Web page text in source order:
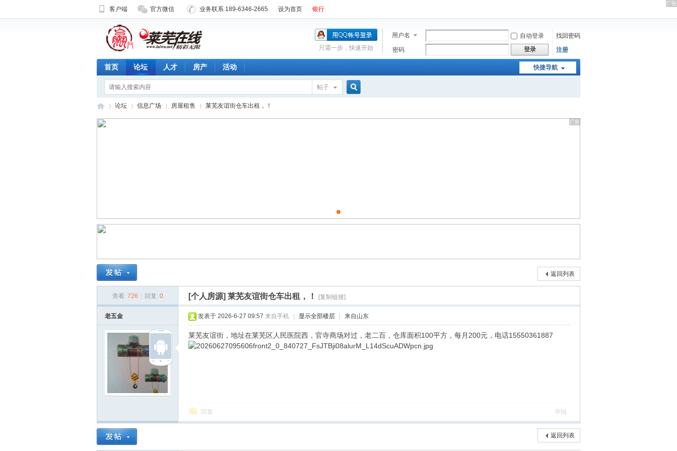
客户端 官方微信 业务联系 189-6346-2665 设为首页 银行
用户名 自动登录
找回密码
密码
登录 注册
只需一步，快速开始
快捷导航
首页 论坛 人才 房产 活动
帖子
论坛 信息广场 房屋租售 莱芜友谊街仓车出租，！
返回列表
查看: 726 回复: 0 [个人房源] 莱芜友谊街仓车出租，！ [复制链接]
老五金 发表于 2026-6-27 09:57 来自手机 显示全部楼层 来自山东
莱芜友谊街，地址在莱芜区人民医院西，官寺商场对过，老二百，仓库面积100平方，每月200元，电话15550361887
回复 举报
返回列表